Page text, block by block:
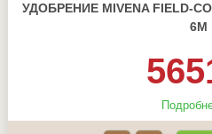
УДОБРЕНИЕ MIVENA FIELD-
6М